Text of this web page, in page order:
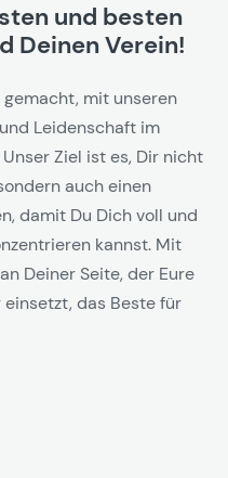
und besten
Deinen Verein!
mit unseren
Leidenschaft im
Ziel ist es, Dir nicht
auch einen
damit Du Dich voll und
kannst. Mit
Deiner Seite, der Eure
das Beste für